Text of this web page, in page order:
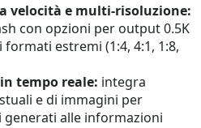
velocità e multi-risoluzione:
con opzioni per output 0.5K
formati estremi (1:4, 4:1, 1:8,
tempo reale: integra
e di immagini per
alle informazioni